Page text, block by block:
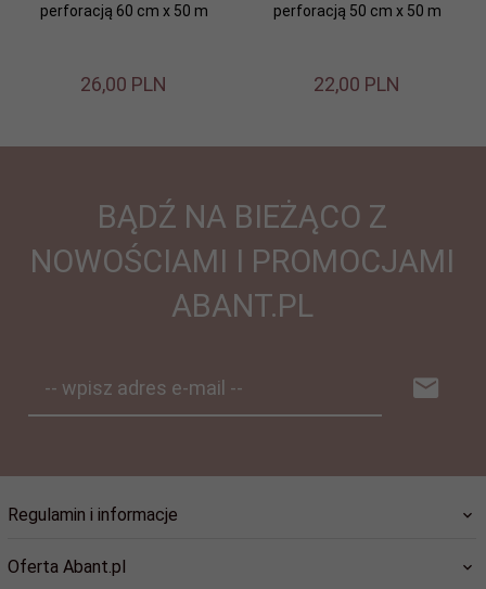
perforacją 60 cm x 50 m
26,00 PLN
perforacją 50 cm x 50 m
22,00 PLN
BĄDŹ NA BIEŻĄCO Z
NOWOŚCIAMI I PROMOCJAMI
ABANT.PL
-- wpisz adres e-mail --
Regulamin i informacje
Oferta Abant.pl